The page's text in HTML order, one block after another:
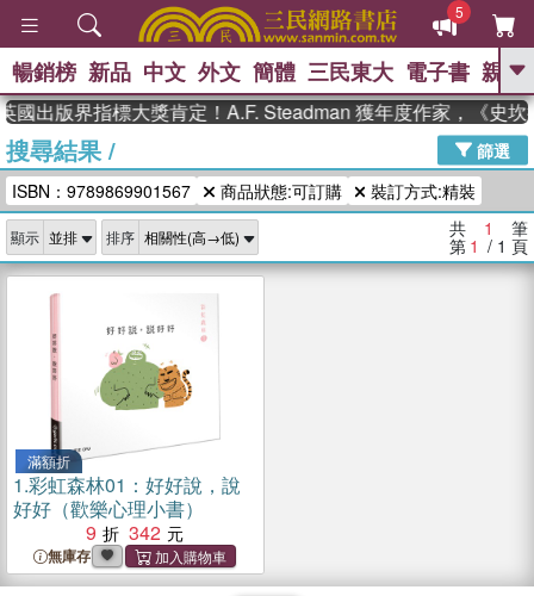
5
GO
The Odyssey 、
父親節 、 如果歷史是一群喵 、 暑期
推薦 、 國際布克獎 臺灣漫遊錄 、
念華 、 台灣的李登輝時代 、 數學女
孩：黎曼猜想
偉大的迷走神經
暢銷榜 新品 中文 外文 簡體 三民東大 電子書 親子
國出版界指標大獎肯定！A.F. Steadman 獲年度作家，《史坎
搜尋結果/
篩選
ISBN：9789869901567
商品狀態:可訂購 裝訂方式:精裝
顯示 排序 共 1 筆
第 1 / 1 頁
滿額折
1.彩虹森林01：好好說，說
好好（歡樂心理小書）
9
342
無庫存